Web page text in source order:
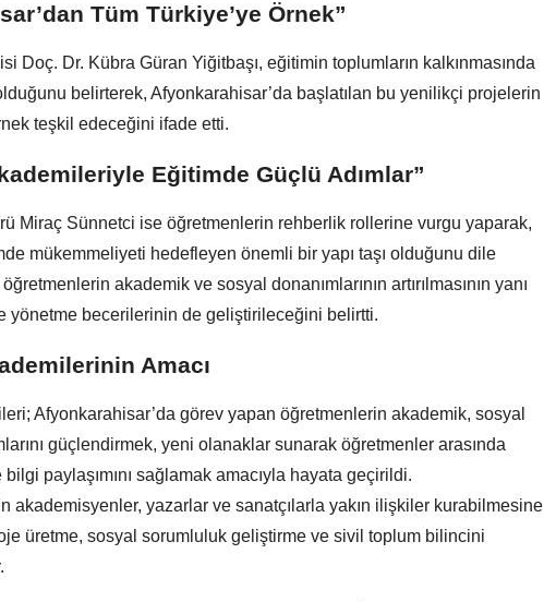
Tüm Türkiye’ye Örnek”
Doç. Dr. Kübra Güran Yiğitbaşı, eğitimin toplumların kalkınmasında
belirterek, Afyonkarahisar’da başlatılan bu yenilikçi projelerin
teşkil edeceğini ifade etti.
Eğitimde Güçlü Adımlar”
Miraç Sünnetci ise öğretmenlerin rehberlik rollerine vurgu yaparak,
mükemmeliyeti hedefleyen önemli bir yapı taşı olduğunu dile
akademik ve sosyal donanımlarının artırılmasının yanı
yönetme becerilerinin de geliştirileceğini belirtti.
Amacı
Afyonkarahisar’da görev yapan öğretmenlerin akademik, sosyal
güçlendirmek, yeni olanaklar sunarak öğretmenler arasında
bilgi paylaşımını sağlamak amacıyla hayata geçirildi.
akademisyenler, yazarlar ve sanatçılarla yakın ilişkiler kurabilmesine
üretme, sosyal sorumluluk geliştirme ve sivil toplum bilincini